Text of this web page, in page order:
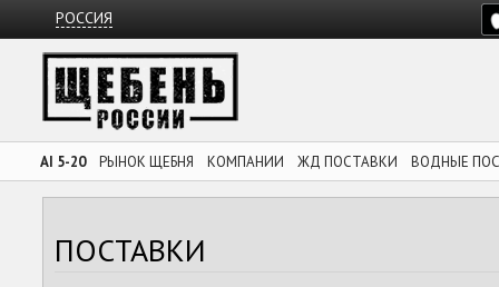
РОССИЯ
AI 5-20 РЫНОК ЩЕБНЯ КОМПАНИИ ЖД ПОСТАВКИ ВОДНЫЕ
ПОСТАВКИ